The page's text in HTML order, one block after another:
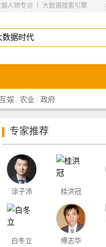
大数据搜索引擎
|
据人物专访
互娱 | 农业 | 政府
专家推荐
涂子沛 桂洪冠
白冬立 傅志华